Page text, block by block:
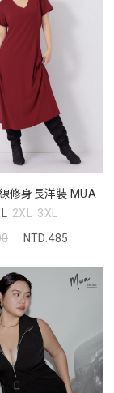
修身長洋裝 MUA
2XL 3XL
NTD.485